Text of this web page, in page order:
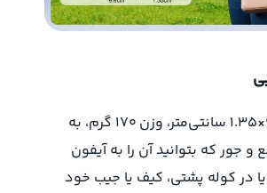
اندازه ۱۰.۳×۶.۶×۱.۳۵ سانتی‌متر، وزن ۱۷۰ گرم، به
و جور که بتوانید آن را به آیفون
در کوله پشتی، کیف یا جیب خود